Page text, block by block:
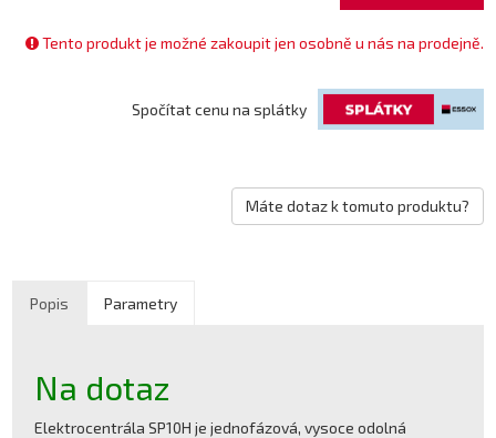
Tento produkt je možné zakoupit jen osobně u nás na prodejně.
Spočítat cenu na splátky
Máte dotaz k tomuto produktu?
Popis Parametry
Na dotaz
Elektrocentrála SP10H je jednofázová, vysoce odolná